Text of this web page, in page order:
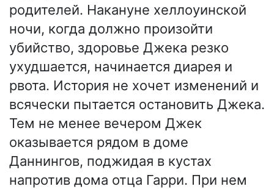
родителей. Накануне хеллоуинской
ночи, когда должно произойти
убийство, здоровье Джека резко
ухудшается, начинается диарея и
рвота. История не хочет изменений и
всячески пытается остановить Джека.
Тем не менее вечером Джек
оказывается рядом в доме
Даннингов, поджидая в кустах
напротив дома отца Гарри. При нем